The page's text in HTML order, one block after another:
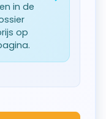
in de
op